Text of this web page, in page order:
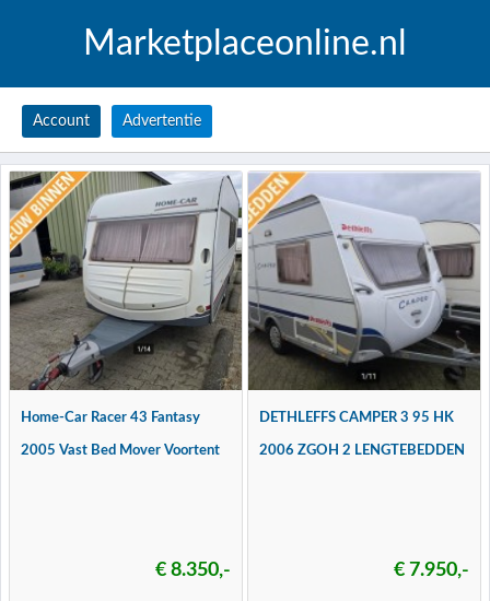
Marketplaceonline.nl
Account Advertentie
Home-Car Racer 43 Fantasy
2005 Vast Bed Mover Voortent
€ 8.350,-
DETHLEFFS CAMPER 3 95 HK
2006 ZGOH 2 LENGTEBEDDEN
€ 7.950,-